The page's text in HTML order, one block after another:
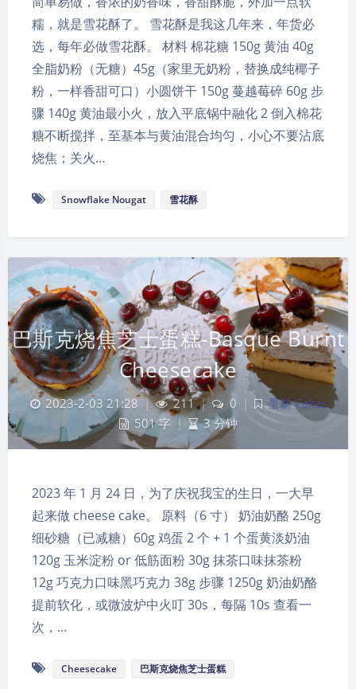
糯，就是雪花酥了。 雪花酥是我这几年来，年货必
选，每年必做雪花酥。 材料 棉花糖 150g 黄油 40g
全脂奶粉（无糖）45g（家里无奶粉，替换成纯椰子
粉，一样香甜可口）小圆饼干 150g 蔓越莓碎 60g 步
骤 140g 黄油最小火，放入平底锅中融化 2 倒入棉花
糖不断搅拌，至基本与黄油混合均匀，小心不要沾底
烧焦；关火…
Snowflake Nougat 雪花酥
巴斯克烧焦芝士蛋糕-Basque Burnt
Cheesecake
2023-2-03 21:28 | 211 | 0 |
蛋糕 Cakes
501 字 | 3 分钟
2023 年 1 月 24 日，为了庆祝我宝的生日，一大早
起来做 cheese cake。 原料（6 寸） 奶油奶酪 250g
细砂糖（已减糖）60g 鸡蛋 2 个 + 1 个蛋黄淡奶油
120g 玉米淀粉 or 低筋面粉 30g 抹茶口味抹茶粉
12g 巧克力口味黑巧克力 38g 步骤 1250g 奶油奶酪
提前软化，或微波炉中火叮 30s，每隔 10s 查看一
次，…
Cheesecake 巴斯克烧焦芝士蛋糕